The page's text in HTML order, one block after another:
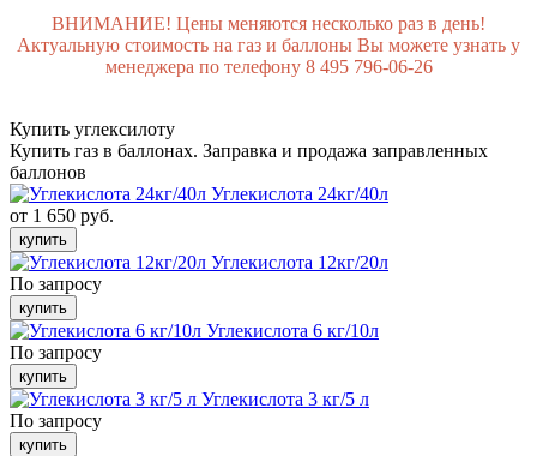
ВНИМАНИЕ! Цены меняются несколько раз в день!
Актуальную стоимость на газ и баллоны Вы можете узнать у
менеджера по телефону 8 495 796-06-26
Купить углексилоту
Купить газ в баллонах. Заправка и продажа заправленных
баллонов
Углекислота 24кг/40л
от 1 650 руб.
купить
Углекислота 12кг/20л
По запросу
купить
Углекислота 6 кг/10л
По запросу
купить
Углекислота 3 кг/5 л
По запросу
купить